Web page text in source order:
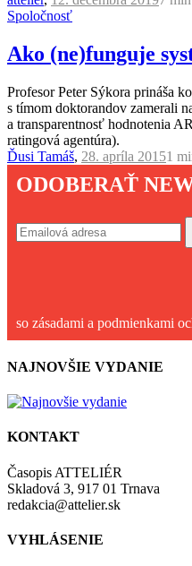
Spoločnosť
Ako (ne)funguje
Profesor Peter Sýkora prináša
s tímom doktorandov zamerali
a transparentnosť hodnotenia
ratingová agentúra).
Ďusi Tamáš, 28. apríla 20151
ODOBERAŤ
so zásadami a podmienkami
NAJNOVŠIE VYDANIE
KONTAKT
Časopis ATTELIÉR
Skladová 3, 917 01 Trnava
redakcia@attelier.sk
VYHLÁSENIE